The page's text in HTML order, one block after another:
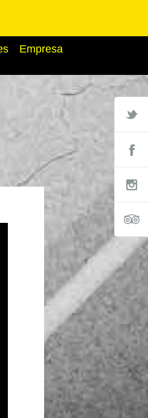
Empresa